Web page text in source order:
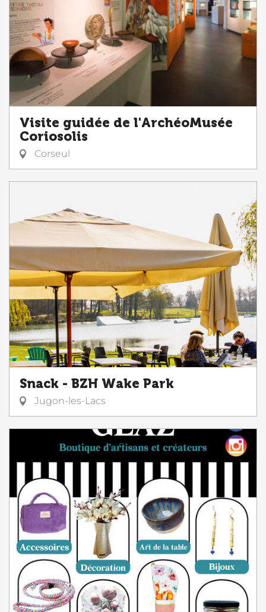
Visite guidée de l'ArchéoMusée
Coriosolis
Corseul
Snack - BZH Wake Park
Jugon-les-Lacs